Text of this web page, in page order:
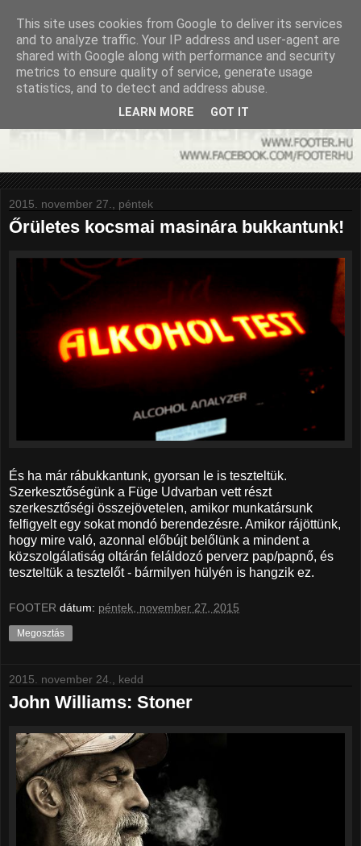
2015. november 27., péntek
Őrületes kocsmai masinára bukkantunk!
És ha már rábukkantunk, gyorsan le is teszteltük.
Szerkesztőségünk a Füge Udvarban vett részt
szerkesztőségi összejövetelen, amikor munkatársunk
felfigyelt egy sokat mondó berendezésre. Amikor rájöttünk,
hogy mire való, azonnal előbújt belőlünk a mindent a
közszolgálatiság oltárán feláldozó perverz pap/papnő, és
teszteltük a tesztelőt - bármilyen hülyén is hangzik ez.
FOOTER dátum: péntek, november 27, 2015
Megosztás
2015. november 24., kedd
John Williams: Stoner
This site uses cookies from Google to deliver its services
and to analyze traffic. Your IP address and user-agent are
shared with Google along with performance and security
metrics to ensure quality of service, generate usage
statistics, and to detect and address abuse.
LEARN MORE GOT IT